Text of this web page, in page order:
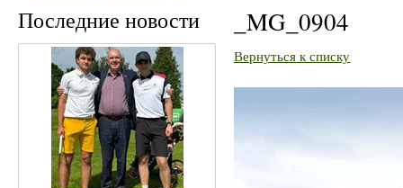
Последние новости _MG_0904
Вернуться к списку